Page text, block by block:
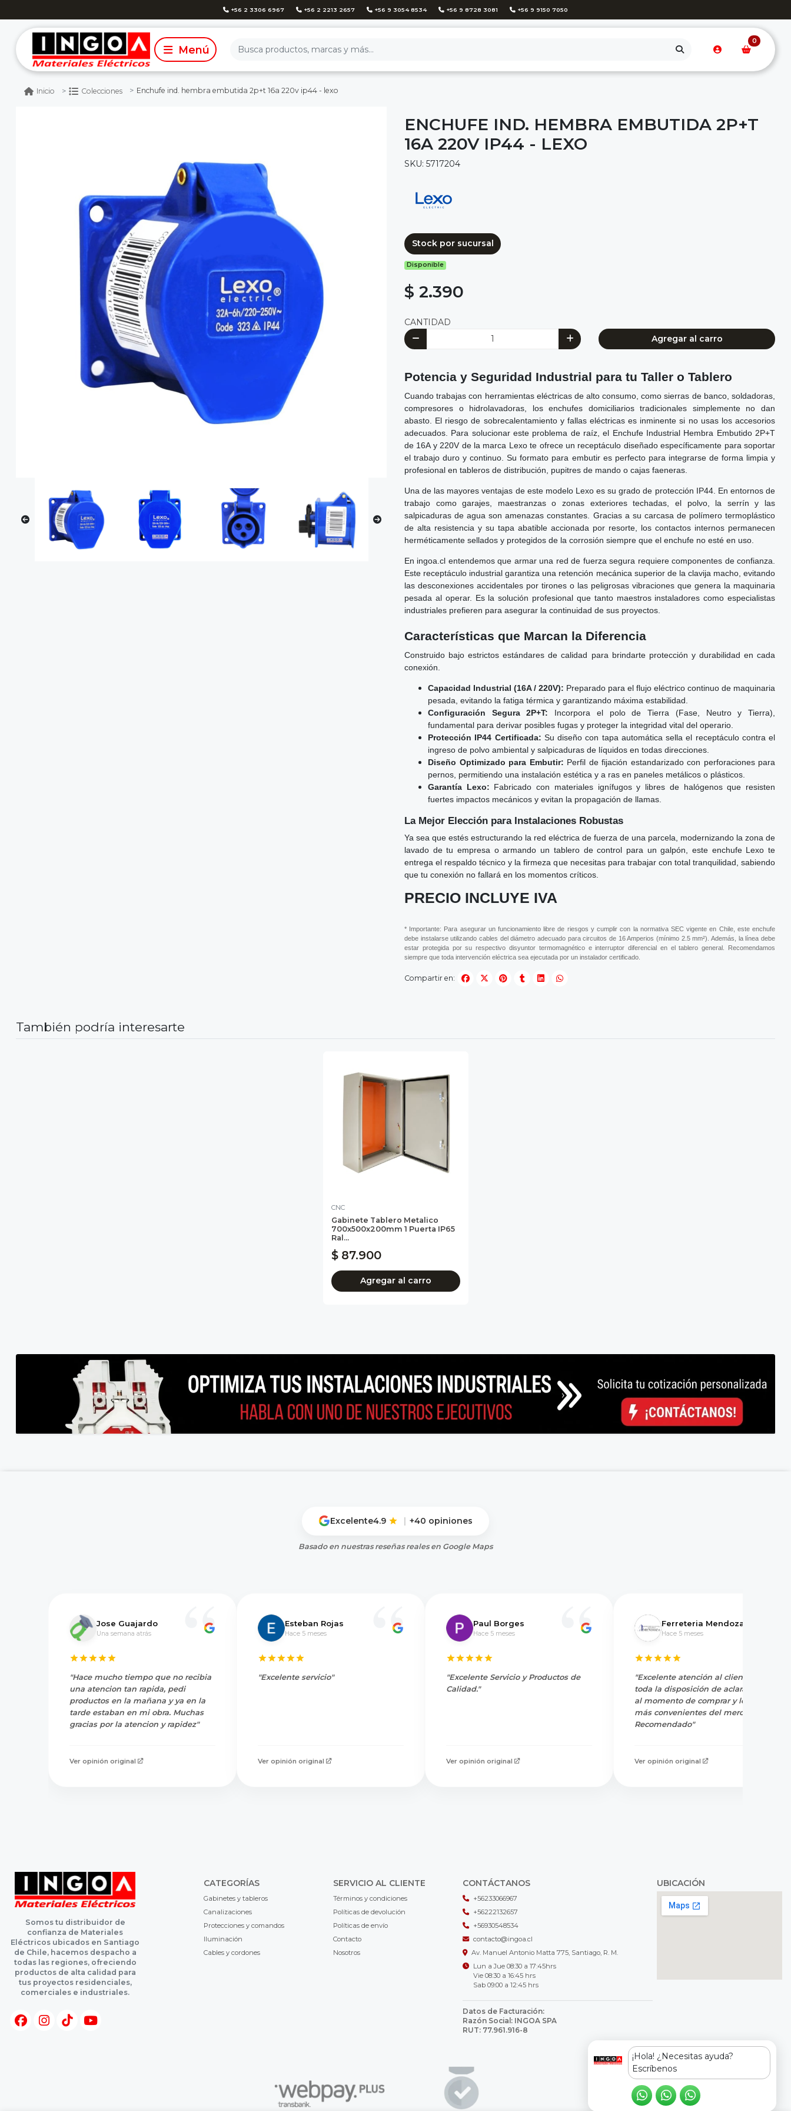
+56 2 3306 6967 +56 2 2213 2657 +56 9 3054 8534 +56 9 8728 3081 +56 9 9150 7050
0
Inicio Colecciones Enchufe ind. hembra embutida 2p+t 16a 220v ip44 - lexo
ENCHUFE IND. HEMBRA EMBUTIDA 2P+T
16A 220V IP44 - LEXO
SKU: 5717204
Stock por sucursal
Disponible
$ 2.390
CANTIDAD
Agregar al carro
Potencia y Seguridad Industrial para tu Taller o Tablero
Cuando trabajas con herramientas eléctricas de alto consumo, como sierras de banco, soldadoras,
compresores o hidrolavadoras, los enchufes domiciliarios tradicionales simplemente no dan
abasto. El riesgo de sobrecalentamiento y fallas eléctricas es inminente si no usas los accesorios
adecuados. Para solucionar este problema de raíz, el Enchufe Industrial Hembra Embutido 2P+T
de 16A y 220V de la marca Lexo te ofrece un receptáculo diseñado específicamente para soportar
el trabajo duro y continuo. Su formato para embutir es perfecto para integrarse de forma limpia y
profesional en tableros de distribución, pupitres de mando o cajas faeneras.
Una de las mayores ventajas de este modelo Lexo es su grado de protección IP44. En entornos de
trabajo como garajes, maestranzas o zonas exteriores techadas, el polvo, la serrín y las
salpicaduras de agua son amenazas constantes. Gracias a su carcasa de polímero termoplástico
de alta resistencia y su tapa abatible accionada por resorte, los contactos internos permanecen
herméticamente sellados y protegidos de la corrosión siempre que el enchufe no esté en uso.
En ingoa.cl entendemos que armar una red de fuerza segura requiere componentes de confianza.
Este receptáculo industrial garantiza una retención mecánica superior de la clavija macho, evitando
las desconexiones accidentales por tirones o las peligrosas vibraciones que genera la maquinaria
pesada al operar. Es la solución profesional que tanto maestros instaladores como especialistas
industriales prefieren para asegurar la continuidad de sus proyectos.
Características que Marcan la Diferencia
Construido bajo estrictos estándares de calidad para brindarte protección y durabilidad en cada
conexión.
Capacidad Industrial (16A / 220V): Preparado para el flujo eléctrico continuo de maquinaria
pesada, evitando la fatiga térmica y garantizando máxima estabilidad.
Configuración Segura 2P+T: Incorpora el polo de Tierra (Fase, Neutro y Tierra),
fundamental para derivar posibles fugas y proteger la integridad vital del operario.
Protección IP44 Certificada: Su diseño con tapa automática sella el receptáculo contra el
ingreso de polvo ambiental y salpicaduras de líquidos en todas direcciones.
Diseño Optimizado para Embutir: Perfil de fijación estandarizado con perforaciones para
pernos, permitiendo una instalación estética y a ras en paneles metálicos o plásticos.
Garantía Lexo: Fabricado con materiales ignífugos y libres de halógenos que resisten
fuertes impactos mecánicos y evitan la propagación de llamas.
La Mejor Elección para Instalaciones Robustas
Ya sea que estés estructurando la red eléctrica de fuerza de una parcela, modernizando la zona de
lavado de tu empresa o armando un tablero de control para un galpón, este enchufe Lexo te
entrega el respaldo técnico y la firmeza que necesitas para trabajar con total tranquilidad, sabiendo
que tu conexión no fallará en los momentos críticos.
PRECIO INCLUYE IVA
* Importante: Para asegurar un funcionamiento libre de riesgos y cumplir con la normativa SEC vigente en Chile, este enchufe
debe instalarse utilizando cables del diámetro adecuado para circuitos de 16 Amperios (mínimo 2.5 mm²). Además, la línea debe
estar protegida por su respectivo disyuntor termomagnético e interruptor diferencial en el tablero general. Recomendamos
siempre que toda intervención eléctrica sea ejecutada por un instalador certificado.
Compartir en:
También podría interesarte
CNC
Gabinete Tablero Metalico
700x500x200mm 1 Puerta IP65
Ral...
$ 87.900
Agregar al carro
Excelente4.9 | +40 opiniones
Basado en nuestras reseñas reales en Google Maps
Jose Guajardo
Una semana atrás
"Hace mucho tiempo que no recibia
una atencion tan rapida, pedi
productos en la mañana y ya en la
tarde estaban en mi obra. Muchas
gracias por la atencion y rapidez"
Ver opinión original
Esteban Rojas
Hace 5 meses
"Excelente servicio"
Ver opinión original
Paul Borges
Hace 5 meses
"Excelente Servicio y Productos de
Calidad."
Ver opinión original
Ferreteria Mendoza
Hace 5 meses
"Excelente atención al cliente, tienen
toda la disposición de aclarar dudas
al momento de comprar y los precios
más convenientes del mercado.
Recomendado"
Ver opinión original
Somos tu distribuidor de
confianza de Materiales
Eléctricos ubicados en Santiago
de Chile, hacemos despacho a
todas las regiones, ofreciendo
productos de alta calidad para
tus proyectos residenciales,
comerciales e industriales.
CATEGORÍAS
Gabinetes y tableros
Canalizaciones
Protecciones y comandos
Iluminación
Cables y cordones
SERVICIO AL CLIENTE
Términos y condiciones
Políticas de devolución
Políticas de envío
Contacto
Nosotros
CONTÁCTANOS
+56233066967
+56222132657
+56930548534
contacto@ingoa.cl
Av. Manuel Antonio Matta 775, Santiago, R. M.
Lun a Jue 08:30 a 17:45hrs
Vie 08:30 a 16:45 hrs
Sab 09:00 a 12:45 hrs
Datos de Facturación:
Razón Social: INGOA SPA
RUT: 77.961.916-8
UBICACIÓN
¡Hola! ¿Necesitas ayuda?
Escríbenos